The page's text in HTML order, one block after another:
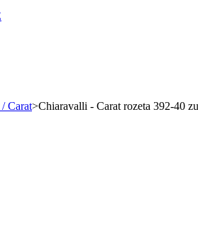
Carat>Chiaravalli - Carat rozeta 392-40